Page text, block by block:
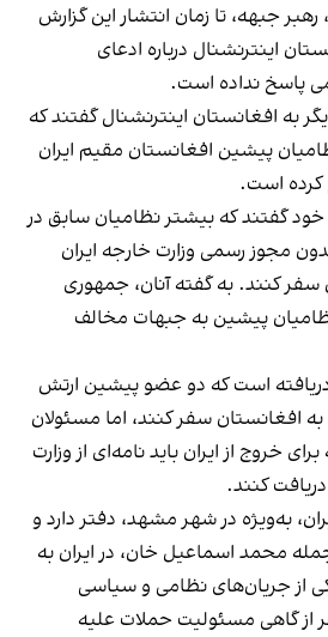
جبهه، تا زمان انتشار این گزارش
اینترنشنال درباره ادعای
پاسخ نداده است.
به افغانستان اینترنشنال گفتند که
پیشین افغانستان مقیم ایران
است.
گفتند که بیشتر نظامیان سابق در
مجوز رسمی وزارت خارجه ایران
سفر کنند. به گفته آنان، جمهوری
پیشین به جبهات مخالف
است که دو عضو پیشین ارتش
افغانستان سفر کنند، اما مسئولان
خروج از ایران باید نامه‌ای از وزارت
کنند.
به‌ویژه در شهر مشهد، دفتر دارد و
محمد اسماعیل خان، در ایران به
از جریان‌های نظامی و سیاسی
از گاهی مسئولیت حملات علیه